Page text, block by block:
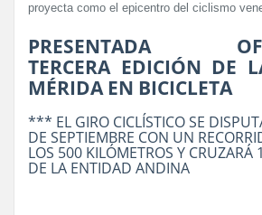
proyecta como el epicentro del ciclismo
PRESENTADA
TERCERA EDICIÓN DE
MÉRIDA EN BICICLETA
*** EL GIRO CICLÍSTICO SE
DE SEPTIEMBRE CON UN
LOS 500 KILÓMETROS Y CRUZARÁ
DE LA ENTIDAD ANDINA